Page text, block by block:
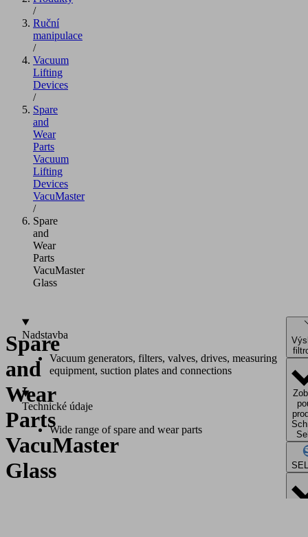
/
Ruční
manipulace
/
Vacuum
Lifting
Devices
/
Spare
and
Wear
Parts
Vacuum
Lifting
Devices
VacuMaster
/
Spare
and
Wear
Parts
VacuMaster
Glass
Spare
and
Wear
Parts
VacuMaster
Glass
Nadstavba
Vacuum generators, filters, valves, drives, measuring
equipment, suction plates and connections
Technické údaje
Wide range of spare and wear parts